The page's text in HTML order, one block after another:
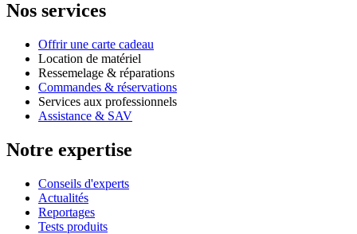
Nos services
Offrir une carte cadeau
Location de matériel
Ressemelage & réparations
Commandes & réservations
Services aux professionnels
Assistance & SAV
Notre expertise
Conseils d'experts
Actualités
Reportages
Tests produits